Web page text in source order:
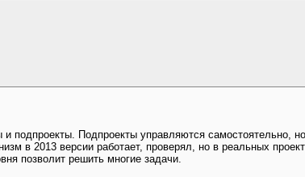
и подпроекты. Подпроекты управляются самостоятельно,
в 2013 версии работает, проверял, но в реальных
позволит решить многие задачи.